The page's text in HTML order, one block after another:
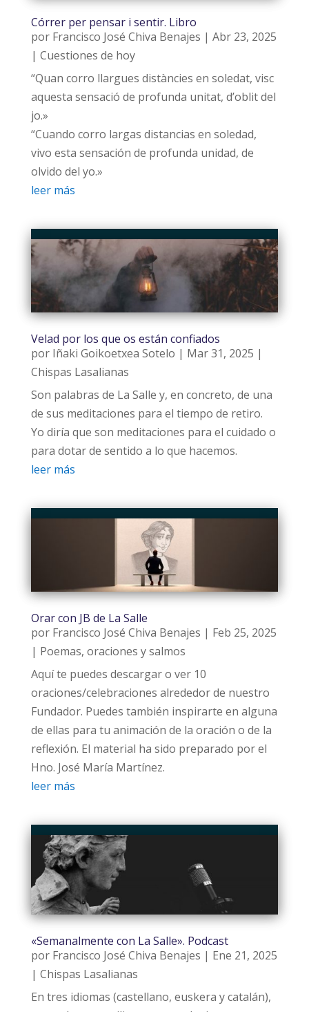
Córrer per pensar i sentir. Libro
por Francisco José Chiva Benajes | Abr 23, 2025
| Cuestiones de hoy
“Quan corro llargues distàncies en soledat, visc
aquesta sensació de profunda unitat, d’oblit del
jo.»
“Cuando corro largas distancias en soledad,
vivo esta sensación de profunda unidad, de
olvido del yo.»
leer más
Velad por los que os están confiados
por Iñaki Goikoetxea Sotelo | Mar 31, 2025 |
Chispas Lasalianas
Son palabras de La Salle y, en concreto, de una
de sus meditaciones para el tiempo de retiro.
Yo diría que son meditaciones para el cuidado o
para dotar de sentido a lo que hacemos.
leer más
Orar con JB de La Salle
por Francisco José Chiva Benajes | Feb 25, 2025
| Poemas, oraciones y salmos
Aquí te puedes descargar o ver 10
oraciones/celebraciones alrededor de nuestro
Fundador. Puedes también inspirarte en alguna
de ellas para tu animación de la oración o de la
reflexión. El material ha sido preparado por el
Hno. José María Martínez.
leer más
«Semanalmente con La Salle». Podcast
por Francisco José Chiva Benajes | Ene 21, 2025
| Chispas Lasalianas
En tres idiomas (castellano, euskera y catalán),